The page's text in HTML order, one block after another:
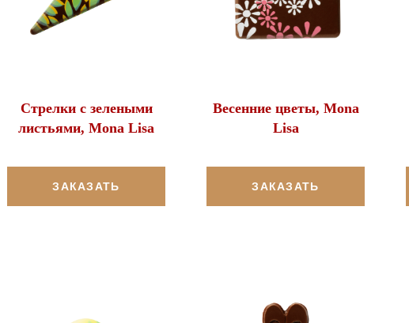
Стрелки с зелеными
листьями, Mona Lisa
ЗАКАЗАТЬ
Весенние цветы, Mona
Lisa
ЗАКАЗАТЬ